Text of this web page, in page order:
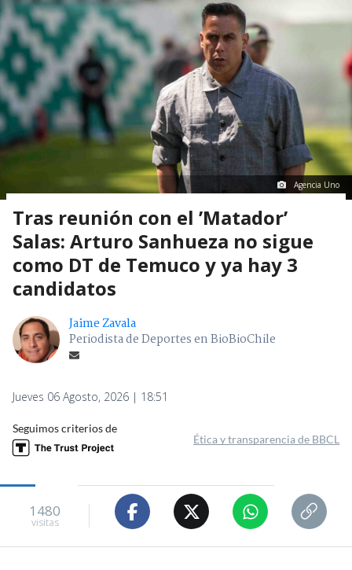
Agencia Uno
Tras reunión con el ’Matador’
Salas: Arturo Sanhueza no sigue
como DT de Temuco y ya hay 3
candidatos
Jaime Zavala
Periodista de Deportes en BioBioChile
Jueves 06 Agosto, 2026 | 18:51
Seguimos criterios de
Ética y transparencia de BBCL
1480
visitas